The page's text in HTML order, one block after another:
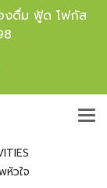
องดื่ม ฟู้ด โฟกัส
หัวใจ